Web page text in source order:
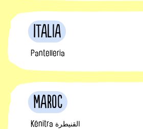
Italia
Pantelleria
Maroc
Kénitra القنيطرة